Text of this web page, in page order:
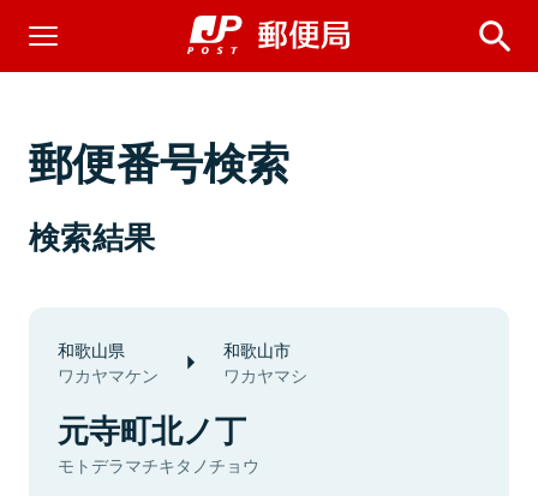
郵便番号検索
検索結果
和歌山県
ワカヤマケン
和歌山市
ワカヤマシ
元寺町北ノ丁
モトデラマチキタノチョウ